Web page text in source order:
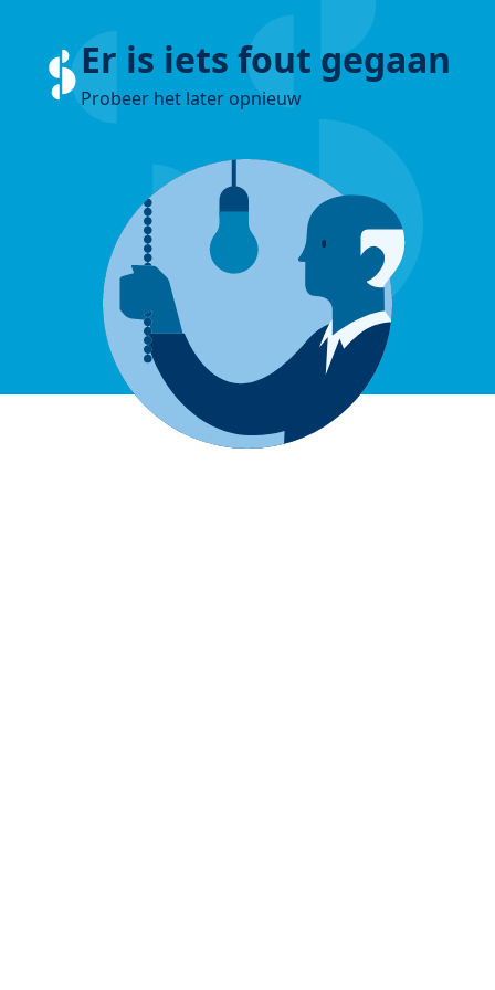
Er is iets fout gegaan
Probeer het later opnieuw